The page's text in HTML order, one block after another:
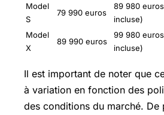
Model
S
79 990 euros
89 980
incluse)
Model
X
89 990 euros
99 980
incluse)
Il est important de noter que
à variation en fonction des
des conditions du marché. De